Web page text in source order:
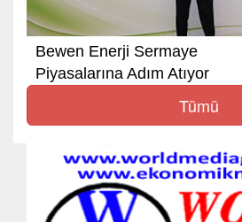
Bewen Enerji Sermaye
Piyasalarına Adım Atıyor
Tümü